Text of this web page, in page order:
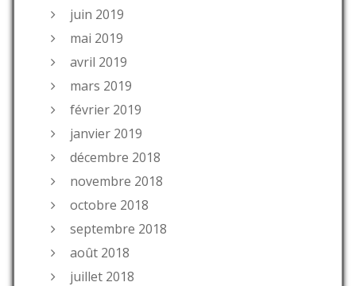
juin 2019
mai 2019
avril 2019
mars 2019
février 2019
janvier 2019
décembre 2018
novembre 2018
octobre 2018
septembre 2018
août 2018
juillet 2018